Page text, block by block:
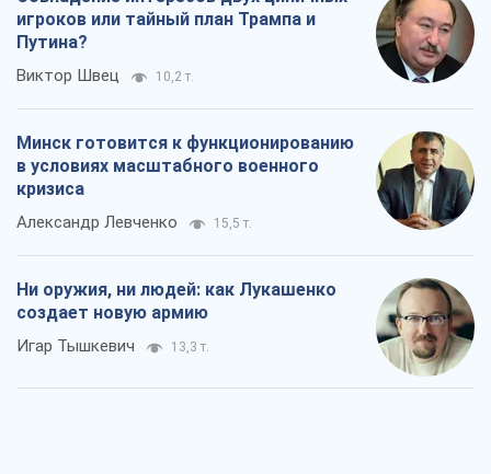
игроков или тайный план Трампа и
Путина?
Виктор Швец 10,2 т.
Минск готовится к функционированию
в условиях масштабного военного
кризиса
Александр Левченко 15,5 т.
Ни оружия, ни людей: как Лукашенко
создает новую армию
Игар Тышкевич 13,3 т.